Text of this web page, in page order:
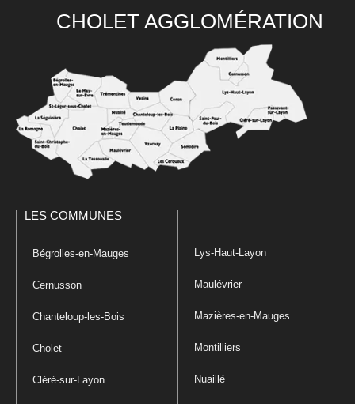
CHOLET AGGLOMÉRATION
LES COMMUNES
Bégrolles-en-Mauges
Cernusson
Chanteloup-les-Bois
Cholet
Cléré-sur-Layon
Lys-Haut-Layon
Maulévrier
Mazières-en-Mauges
Montilliers
Nuaillé